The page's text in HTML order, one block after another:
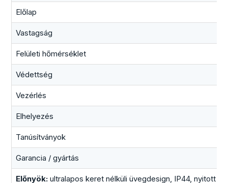
Előlap
Vastagság
Felületi hőmérséklet
Védettség
Vezérlés
Elhelyezés
Tanúsítványok
Garancia / gyártás
Előnyök: ultralapos keret nélküli üvegdesign, IP44, nyitott